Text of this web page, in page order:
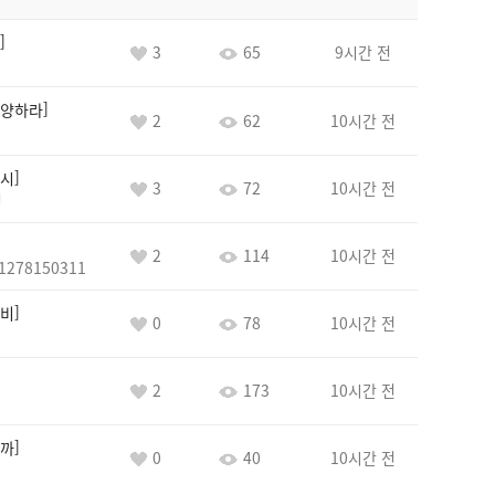
3 65 9시간 전
하라 2 62 10시간 전
3 72 10시간 전
2 114 10시간 전
0 78 10시간 전
2 173 10시간 전
0 40 10시간 전